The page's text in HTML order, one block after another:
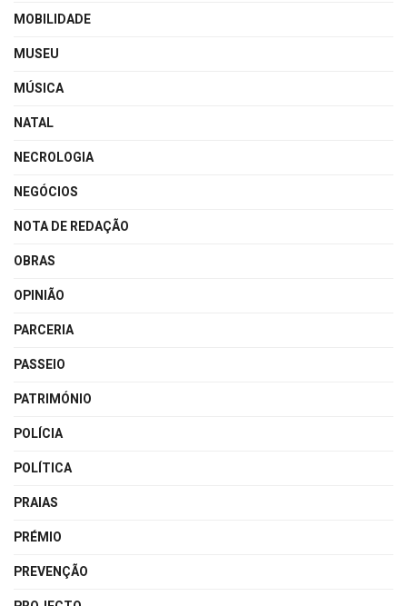
MOBILIDADE
MUSEU
MÚSICA
NATAL
NECROLOGIA
NEGÓCIOS
NOTA DE REDAÇÃO
OBRAS
OPINIÃO
PARCERIA
PASSEIO
PATRIMÓNIO
POLÍCIA
POLÍTICA
PRAIAS
PRÉMIO
PREVENÇÃO